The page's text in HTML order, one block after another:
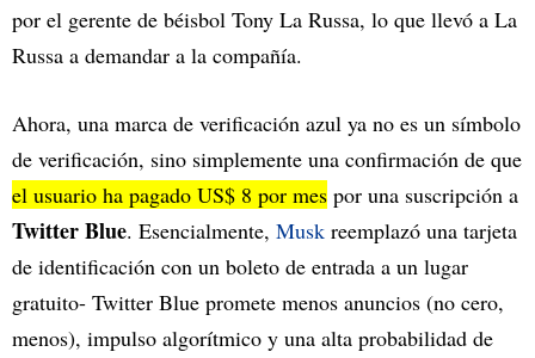
por el gerente de béisbol Tony La Russa, lo que llevó a La
Russa a demandar a la compañía.
Ahora, una marca de verificación azul ya no es un símbolo
de verificación, sino simplemente una confirmación de que
el usuario ha pagado US$ 8 por mes por una suscripción a
Twitter Blue. Esencialmente, Musk reemplazó una tarjeta
de identificación con un boleto de entrada a un lugar
gratuito- Twitter Blue promete menos anuncios (no cero,
menos), impulso algorítmico y una alta probabilidad de